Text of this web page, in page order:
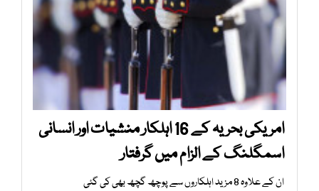
امریکی بحریہ کے 16 اہلکار منشیات اور انسانی
اسمگلنگ کے الزام میں گرفتار
ان کے علاوہ 8 مزید اہلکاروں سے پوچھ گچھ بھی کی گئی